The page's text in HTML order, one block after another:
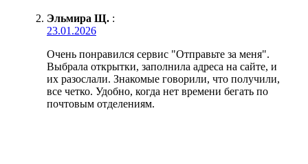
Эльмира Щ. :
23.01.2026
Очень понравился сервис "Отправьте за меня".
Выбрала открытки, заполнила адреса на сайте, и
их разослали. Знакомые говорили, что получили,
все четко. Удобно, когда нет времени бегать по
почтовым отделениям.